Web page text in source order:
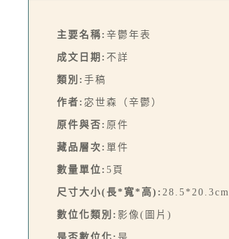
主要名稱: 辛鬱年表
成文日期: 不詳
類別: 手稿
作者: 宓世森（辛鬱）
原件與否: 原件
藏品層次: 單件
數量單位: 5頁
尺寸大小(長*寬*高): 28.5*20.3cm
數位化類別: 影像(圖片)